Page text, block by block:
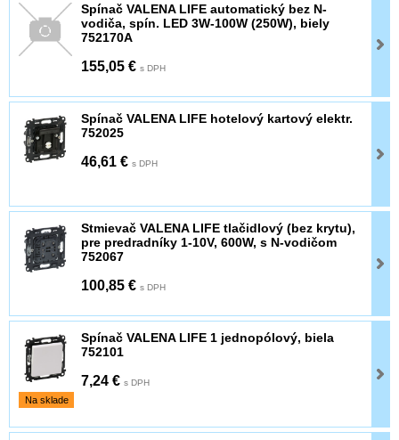
Spínač VALENA LIFE automatický bez N-
vodiča, spín. LED 3W-100W (250W), biely
752170A
155,05 € s DPH
Spínač VALENA LIFE hotelový kartový elektr.
752025
46,61 € s DPH
Stmievač VALENA LIFE tlačidlový (bez krytu),
pre predradníky 1-10V, 600W, s N-vodičom
752067
100,85 € s DPH
Na sklade
Spínač VALENA LIFE 1 jednopólový, biela
752101
7,24 € s DPH